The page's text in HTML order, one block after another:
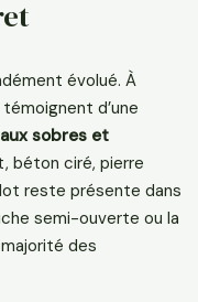
évolué. À
d’une
sobres et
béton ciré, pierre
reste présente dans
semi-ouverte ou la
majorité des